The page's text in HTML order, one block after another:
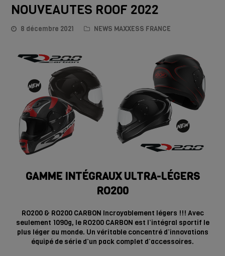
NOUVEAUTES ROOF 2022
8 décembre 2021 NEWS MAXXESS FRANCE
GAMME INTÉGRAUX ULTRA-LÉGERS
RO200
RO200 & RO200 CARBON Incroyablement légers !!! Avec
seulement 1090g, le RO200 CARBON est l’intégral sportif le
plus léger au monde. Un véritable concentré d’innovations
équipé de série d’un pack complet d’accessoires.